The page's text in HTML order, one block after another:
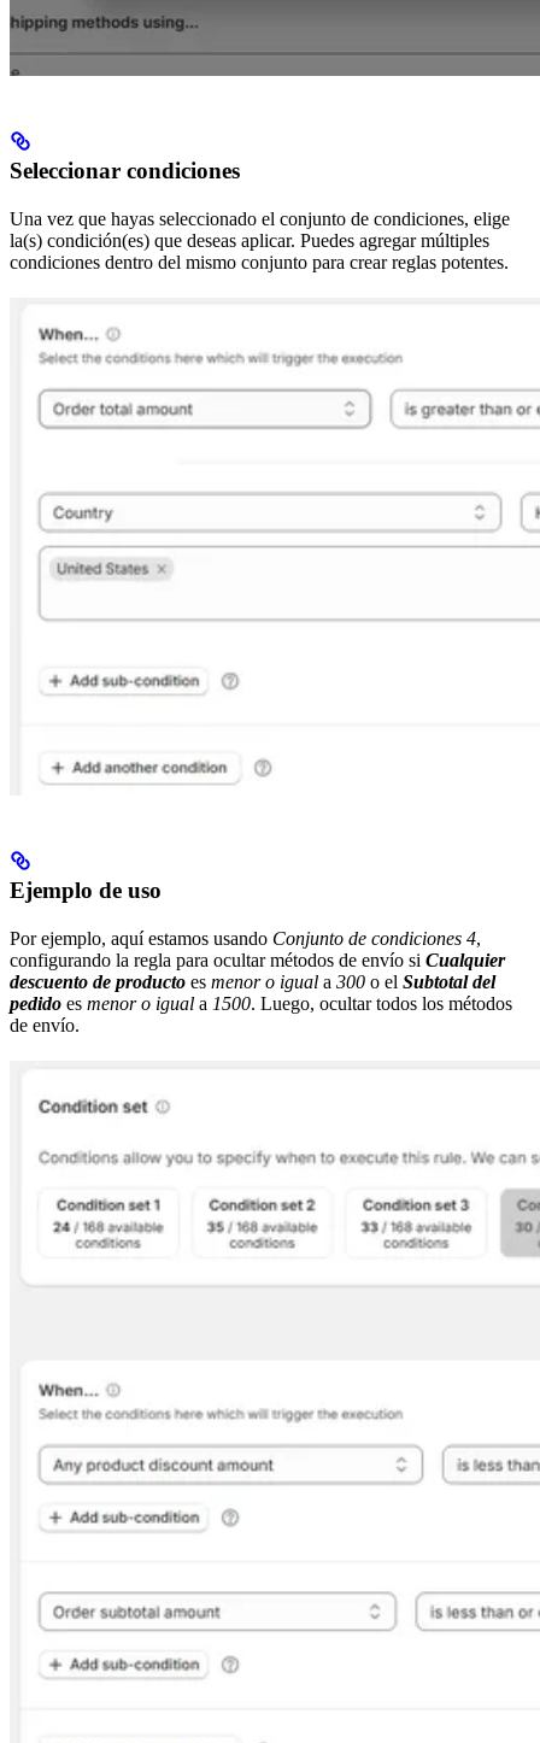
Seleccionar condiciones
Una vez que hayas seleccionado el conjunto de condiciones, elige
la(s) condición(es) que deseas aplicar. Puedes agregar múltiples
condiciones dentro del mismo conjunto para crear reglas potentes.
Ejemplo de uso
Por ejemplo, aquí estamos usando Conjunto de condiciones 4,
configurando la regla para ocultar métodos de envío si Cualquier
descuento de producto es menor o igual a 300 o el Subtotal del
pedido es menor o igual a 1500. Luego, ocultar todos los métodos
de envío.